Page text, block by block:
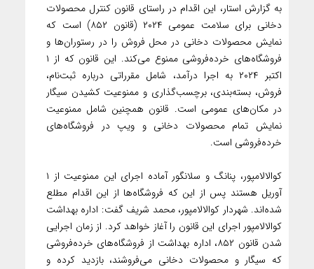
به گزارش استار، این اقدام در راستای قانون کنترل محصولات
دخانی برای سلامت عمومی ۲۰۲۴ (قانون ۸۵۲) است که
نمایش محصولات دخانی در محل فروش را در رستوران‌ها و
فروشگاه‌های خرده‌فروشی ممنوع می‌کند. این قانون که از ۱
اکتبر ۲۰۲۴ به اجرا درآمد، شامل مقرراتی درباره ثبت‌نام،
فروش، بسته‌بندی، برچسب‌گذاری و ممنوعیت کشیدن سیگار
در مکان‌های عمومی است. قانون همچنین شامل ممنوعیت
نمایش تمام محصولات دخانی و ویپ در فروشگاه‌های
خرده‌فروشی است.
کوالالامپور، پنانگ و سلانگور آماده اجرای این ممنوعیت از ۱
آوریل هستند پس از این که فروشگاه‌ها از این اقدام مطلع
شده‌اند. شهردار کوالالامپور، محمد شریف گفت: اداره بهداشت
کوالالامپور اجرای این قانون را آغاز خواهد کرد. از زمان اجرایی
شدن قانون ۸۵۲، اداره بهداشت از فروشگاه‌های خرده‌فروشی
که سیگار و محصولات دخانی می‌فروشند، بازدید کرده و